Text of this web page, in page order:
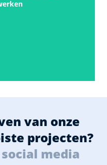
van onze
projecten?
media